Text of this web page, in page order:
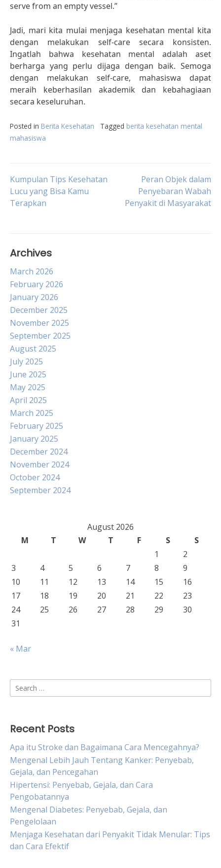
serve from an empty vessel.”
Jadi, mari kita mulai menjaga kesehatan mental kita
dengan melakukan self-care secara konsisten.
Ingatlah bahwa kesehatan mental adalah aset
berharga yang perlu dijaga dengan baik. Semoga
dengan melakukan self-care, mahasiswa dapat
meraih keberhasilan akademik dan kebahagiaan
secara keseluruhan.
Posted in Berita Kesehatan Tagged berita kesehatan mental
mahasiswa
Post
navigation
Kumpulan Tips Kesehatan
Lucu yang Bisa Kamu
Terapkan
Peran Objek dalam
Penyebaran Wabah
Penyakit di Masyarakat
Archives
March 2026
February 2026
January 2026
December 2025
November 2025
September 2025
August 2025
July 2025
June 2025
May 2025
April 2025
March 2025
February 2025
January 2025
December 2024
November 2024
October 2024
September 2024
August 2026
M
T W T F S
S
1
2
3
4 5 6 7 8
9
10
11 12 13 14 15
16
17
18 19 20 21 22
23
24
25 26 27 28 29
30
31
« Mar
Search
for:
Recent Posts
Apa itu Stroke dan Bagaimana Cara Mencegahnya?
Mengenal Lebih Jauh Tentang Kanker: Penyebab,
Gejala, dan Pencegahan
Hipertensi: Penyebab, Gejala, dan Cara
Pengobatannya
Mengenal Diabetes: Penyebab, Gejala, dan
Pengelolaan
Menjaga Kesehatan dari Penyakit Tidak Menular: Tips
dan Cara Efektif